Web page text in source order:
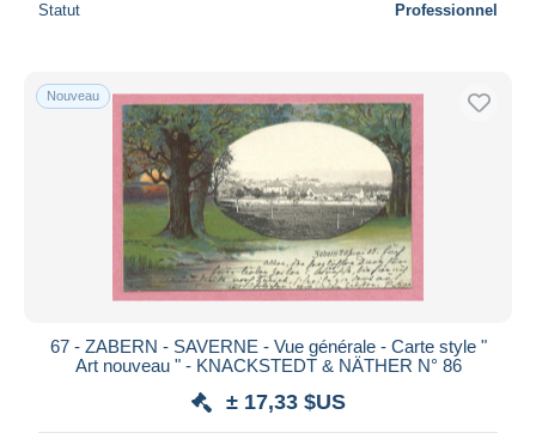
Statut Professionnel
Nouveau
67 - ZABERN - SAVERNE - Vue générale - Carte style "
Art nouveau " - KNACKSTEDT & NÄTHER N° 86
± 17,33 $US